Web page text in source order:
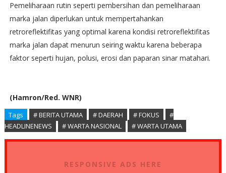
Pemeliharaan rutin seperti pembersihan dan pemeliharaan
marka jalan diperlukan untuk mempertahankan
retroreflektifitas yang optimal karena kondisi retroreflektifitas
marka jalan dapat menurun seiring waktu karena beberapa
faktor seperti hujan, polusi, erosi dan paparan sinar matahari.
(Hamron/Red. WNR)
Tags # BERITA UTAMA # DAERAH # FOKUS
#
HEADLINENEWS
# WARTA NASIONAL # WARTA UTAMA
RESPONSIVE ADS HERE